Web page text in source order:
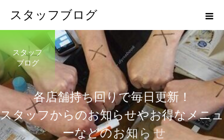
スタッフブログ
スタッフ
ブログ
各店舗持ち回りで毎日 更新 ！
スタッフからのお知らせやお得なメニュ
ーなどのお知ら せ